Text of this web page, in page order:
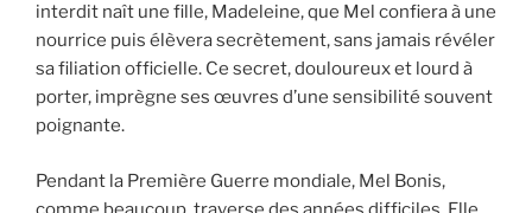
interdit naît une fille, Madeleine, que Mel confiera à une
nourrice puis élèvera secrètement, sans jamais révéler
sa filiation officielle. Ce secret, douloureux et lourd à
porter, imprègne ses œuvres d’une sensibilité souvent
poignante.
Pendant la Première Guerre mondiale, Mel Bonis,